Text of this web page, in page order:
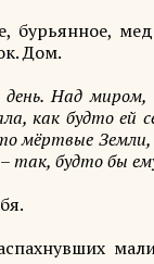
бурьянное,
Дом.
Над миром,
как будто ей
мёртвые
будто бы